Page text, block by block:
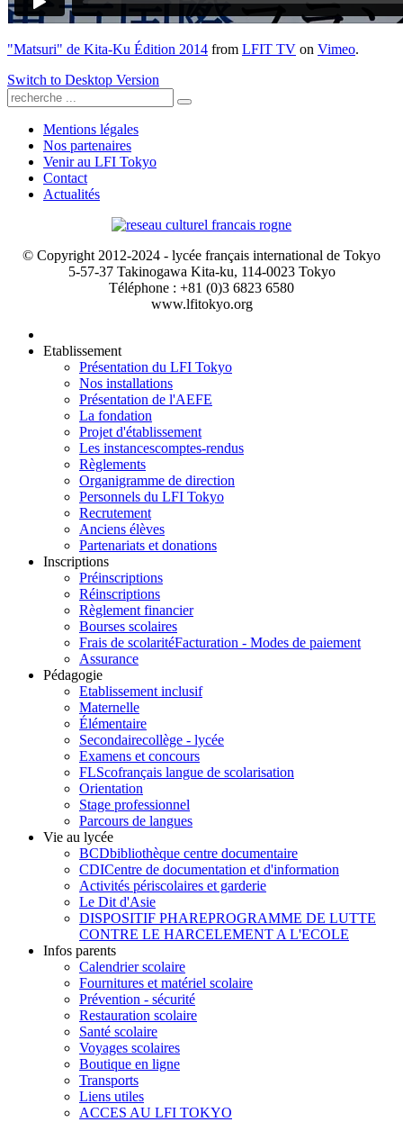
"Matsuri" de Kita-Ku Édition 2014 from LFIT TV on Vimeo.
Switch to Desktop Version
Mentions légales
Nos partenaires
Venir au LFI Tokyo
Contact
Actualités
© Copyright 2012-2024 - lycée français international de Tokyo
5-57-37 Takinogawa Kita-ku, 114-0023 Tokyo
Téléphone : +81 (0)3 6823 6580
www.lfitokyo.org
Etablissement
Présentation du LFI Tokyo
Nos installations
Présentation de l'AEFE
La fondation
Projet d'établissement
Les instancescomptes-rendus
Règlements
Organigramme de direction
Personnels du LFI Tokyo
Recrutement
Anciens élèves
Partenariats et donations
Inscriptions
Préinscriptions
Réinscriptions
Règlement financier
Bourses scolaires
Frais de scolaritéFacturation - Modes de paiement
Assurance
Pédagogie
Etablissement inclusif
Maternelle
Élémentaire
Secondairecollège - lycée
Examens et concours
FLScofrançais langue de scolarisation
Orientation
Stage professionnel
Parcours de langues
Vie au lycée
BCDbibliothèque centre documentaire
CDICentre de documentation et d'information
Activités périscolaires et garderie
Le Dit d'Asie
DISPOSITIF PHAREPROGRAMME DE LUTTE
CONTRE LE HARCELEMENT A L'ECOLE
Infos parents
Calendrier scolaire
Fournitures et matériel scolaire
Prévention - sécurité
Restauration scolaire
Santé scolaire
Voyages scolaires
Boutique en ligne
Transports
Liens utiles
ACCES AU LFI TOKYO